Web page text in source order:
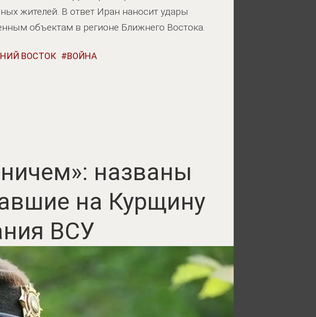
жителей. В ответ Иран наносит удары
объектам в регионе Ближнего Востока.
ВОСТОК ВОЙНА
названы
на Курщину
ВСУ